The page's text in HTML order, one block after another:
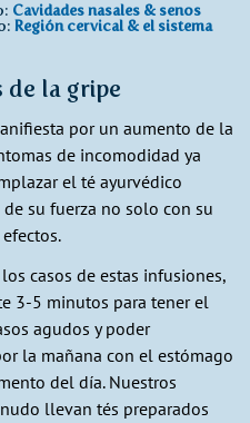
Cavidades nasales & senos
Región cervical & el sistema
de la gripe
por un aumento de la
de incomodidad ya
el té ayurvédico
su fuerza no solo con su
casos de estas infusiones,
3-5 minutos para tener el
agudos y poder
la mañana con el estómago
del día. Nuestros
llevan tés preparados